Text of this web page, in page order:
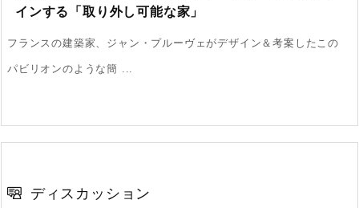
インする「取り外し可能な家」
フランスの建築家、ジャン・プルーヴェがデザイン＆考案したこの
パビリオンのような簡 ...
ディスカッション